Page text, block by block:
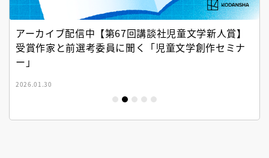
アーカイブ配信中【第67回講談社児童文学新人賞】
受賞作家と前選考委員に聞く「児童文学創作セミナ
ー」
2026.01.30